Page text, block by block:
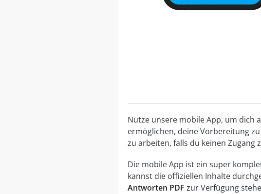
Nutze unsere mobile App, um dich
ermöglichen, deine Vorbereitung
zu arbeiten, falls du keinen Zugang
Die mobile App ist ein super
kannst die offiziellen Inhalte
Antworten PDF zur Verfügung